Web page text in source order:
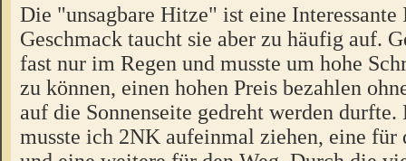
Die "unsagbare Hitze" ist eine Interessante
Geschmack taucht sie aber zu häufig auf.
fast nur im Regen und musste um hohe
zu können, einen hohen Preis bezahlen
auf die Sonnenseite gedreht werden
musste ich 2NK aufeinmal ziehen, eine für